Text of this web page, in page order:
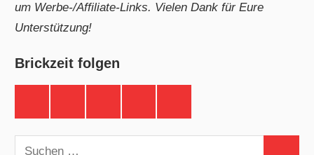
um Werbe-/Affiliate-Links. Vielen Dank für Eure
Unterstützung!
Brickzeit folgen
Suchen